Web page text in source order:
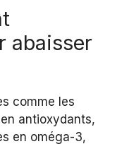
abaisser
comme les
antioxydants,
en oméga-3,